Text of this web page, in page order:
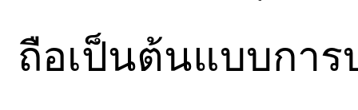
ถือเป็นต้นแบบการ